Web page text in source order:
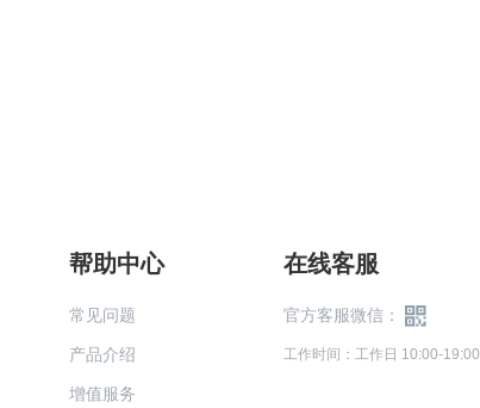
帮助中心
常见问题
产品介绍
增值服务
在线客服
官方客服微信：
工作时间：工作日 10:00-19:00